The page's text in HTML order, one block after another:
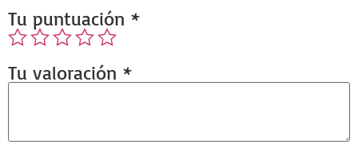
Tu puntuación *
Tu valoración *